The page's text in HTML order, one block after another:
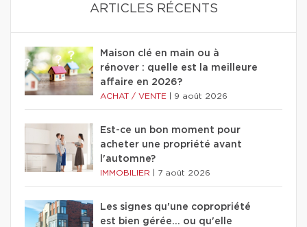
ARTICLES RÉCENTS
Maison clé en main ou à
rénover : quelle est la meilleure
affaire en 2026?
ACHAT / VENTE 9 août 2026
Est-ce un bon moment pour
acheter une propriété avant
l'automne?
IMMOBILIER 7 août 2026
Les signes qu'une copropriété
est bien gérée… ou qu'elle